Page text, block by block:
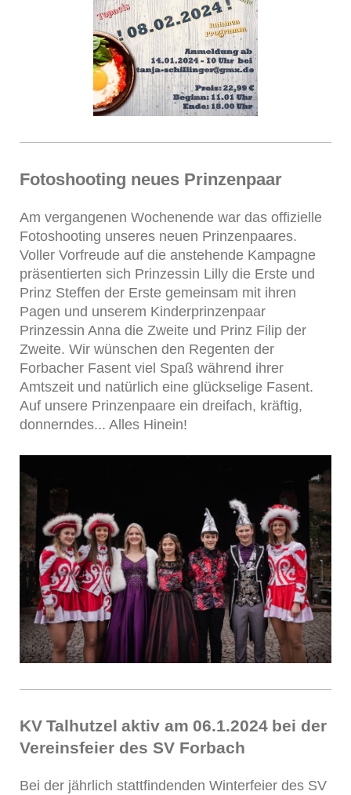
Fotoshooting neues Prinzenpaar
Am vergangenen Wochenende war das offizielle
Fotoshooting unseres neuen Prinzenpaares.
Voller Vorfreude auf die anstehende Kampagne
präsentierten sich Prinzessin Lilly die Erste und
Prinz Steffen der Erste gemeinsam mit ihren
Pagen und unserem Kinderprinzenpaar
Prinzessin Anna die Zweite und Prinz Filip der
Zweite. Wir wünschen den Regenten der
Forbacher Fasent viel Spaß während ihrer
Amtszeit und natürlich eine glückselige Fasent.
Auf unsere Prinzenpaare ein dreifach, kräftig,
donnerndes... Alles Hinein!
KV Talhutzel aktiv am 06.1.2024 bei der
Vereinsfeier des SV Forbach
Bei der jährlich stattfindenden Winterfeier des SV